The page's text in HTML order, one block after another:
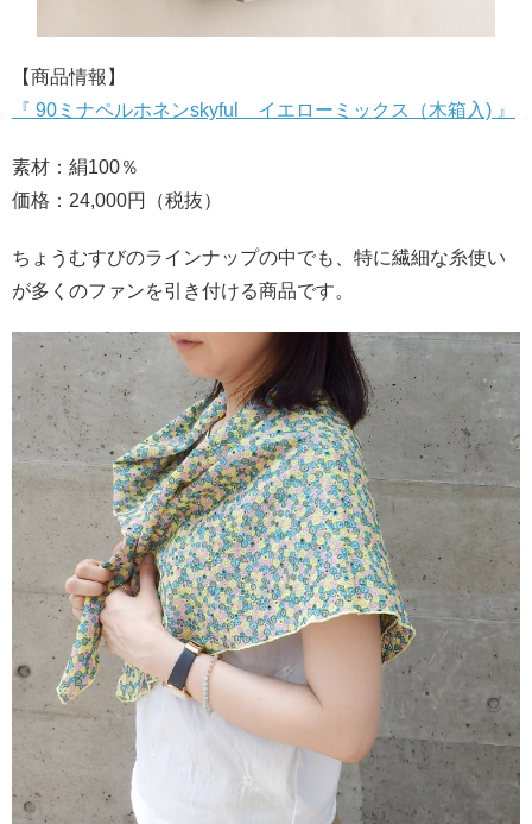
【商品情報】
『 90ミナペルホネンskyful イエローミックス（木箱入) 』
素材：絹100％
価格：24,000円（税抜）
ちょうむすびのラインナップの中でも、特に繊細な糸使い
が多くのファンを引き付ける商品です。